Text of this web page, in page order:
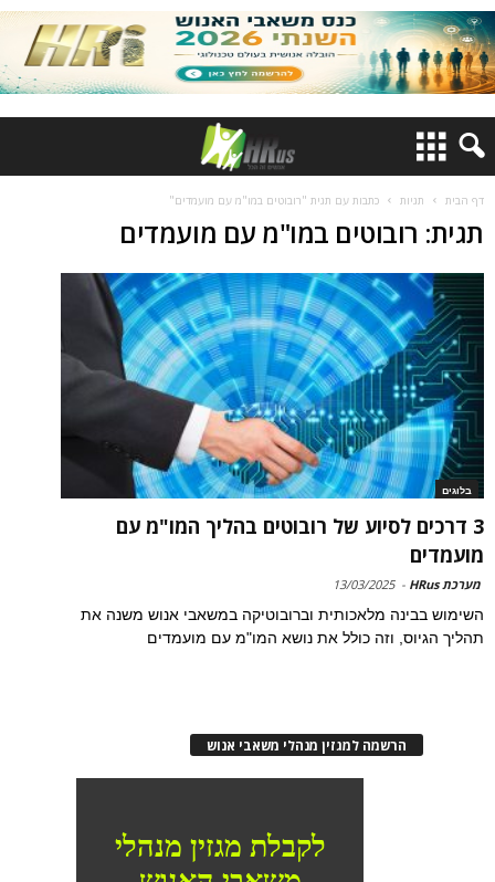
דף הבית תגיות כתבות עם תגית "רובוטים במו"מ עם מועמדים"
תגית: רובוטים במו"מ עם מועמדים
בלוגים
3 דרכים לסיוע של רובוטים בהליך המו"מ עם
מועמדים
מערכת HRus -
13/03/2025
השימוש בבינה מלאכותית וברובוטיקה במשאבי אנוש משנה את
תהליך הגיוס, וזה כולל את נושא המו"מ עם מועמדים
הרשמה למגזין מנהלי משאבי אנוש